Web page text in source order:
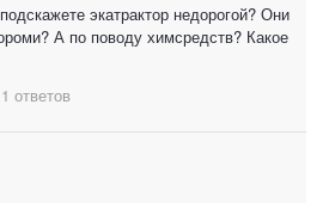
экатрактор недорогой? Они
А по поводу химсредств? Какое
ответов